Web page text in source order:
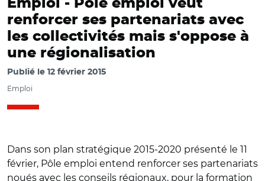
Emploi - Pôle emploi veut
renforcer ses partenariats avec
les collectivités mais s'oppose à
une régionalisation
Publié le 12 février 2015
Emploi
Dans son plan stratégique 2015-2020 présenté le 11
février, Pôle emploi entend renforcer ses partenariats
noués avec les conseils régionaux, pour la formation